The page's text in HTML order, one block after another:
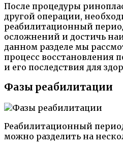
После процедуры
другой операции,
реабилитационный
осложнений и достичь
данном разделе мы
процесс восстановления
и его последствия для
Фазы реабилитации
Реабилитационный
можно разделить на